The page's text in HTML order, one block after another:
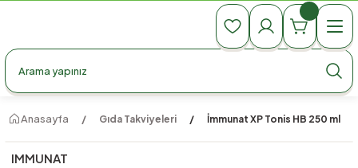
990 TL Üzeri Ücretsiz Kargo
990 TL Üzeri Ücretsiz Kargo
Anasayfa Gıda Takviyeleri İmmunat XP Tonis HB 250 ml
IMMUNAT